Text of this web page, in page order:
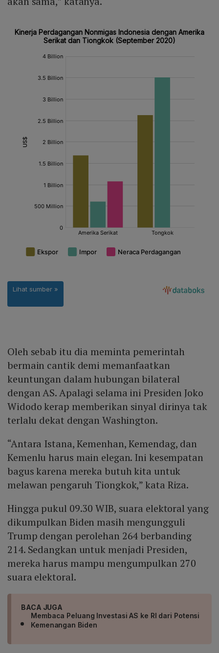
Oleh sebab itu dia meminta pemerintah
bermain cantik demi memanfaatkan
keuntungan dalam hubungan bilateral
dengan AS. Apalagi selama ini Presiden Joko
Widodo kerap memberikan sinyal dirinya tak
terlalu dekat dengan Washington.
“Antara Istana, Kemenhan, Kemendag, dan
Kemenlu harus main elegan. Ini kesempatan
bagus karena mereka butuh kita untuk
melawan pengaruh Tiongkok,” kata Riza.
Hingga pukul 09.30 WIB, suara elektoral yang
dikumpulkan Biden masih mengungguli
Trump dengan perolehan 264 berbanding
214. Sedangkan untuk menjadi Presiden,
mereka harus mampu mengumpulkan 270
suara elektoral.
BACA JUGA
Membaca Peluang Investasi AS ke RI dari Potensi
Kemenangan Biden